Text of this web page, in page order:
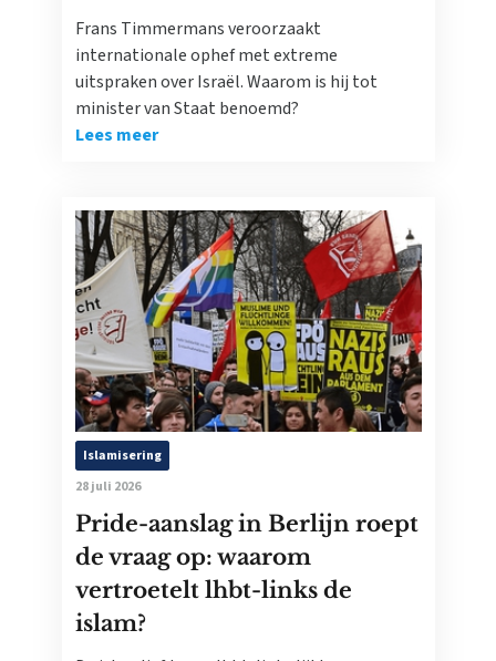
Frans Timmermans veroorzaakt
internationale ophef met extreme
uitspraken over Israël. Waarom is hij tot
minister van Staat benoemd?
Lees meer
Islamisering
28 juli 2026
Pride-aanslag in Berlijn roept
de vraag op: waarom
vertroetelt lhbt-links de
islam?